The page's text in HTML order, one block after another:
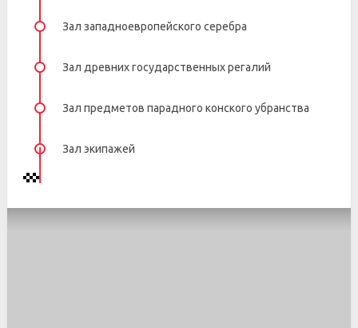
Зал западноевропейского серебра
Зал древних государственных регалий
Зал предметов парадного конского убранства
Зал экипажей